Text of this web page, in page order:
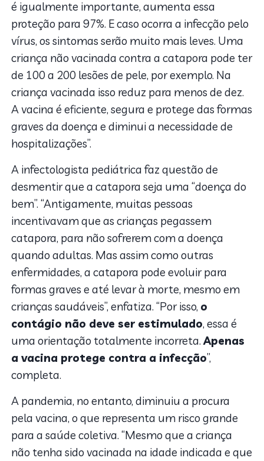
é igualmente importante, aumenta essa
proteção para 97%. E caso ocorra a infecção pelo
vírus, os sintomas serão muito mais leves. Uma
criança não vacinada contra a catapora pode ter
de 100 a 200 lesões de pele, por exemplo. Na
criança vacinada isso reduz para menos de dez.
A vacina é eficiente, segura e protege das formas
graves da doença e diminui a necessidade de
hospitalizações”.
A infectologista pediátrica faz questão de
desmentir que a catapora seja uma “doença do
bem”. “Antigamente, muitas pessoas
incentivavam que as crianças pegassem
catapora, para não sofrerem com a doença
quando adultas. Mas assim como outras
enfermidades, a catapora pode evoluir para
formas graves e até levar à morte, mesmo em
crianças saudáveis”, enfatiza. “Por isso, o
contágio não deve ser estimulado, essa é
uma orientação totalmente incorreta.Apenas
a vacina protege contra a infecção”,
completa.
A pandemia, no entanto, diminuiu a procura
pela vacina, o que representa um risco grande
para a saúde coletiva. “Mesmo que a criança
não tenha sido vacinada na idade indicada e que